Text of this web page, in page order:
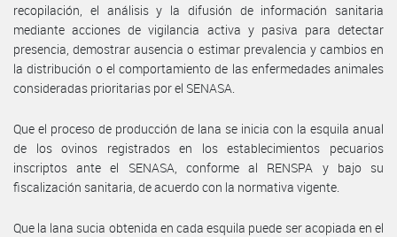
recopilación, el análisis y la difusión de información sanitaria
mediante acciones de vigilancia activa y pasiva para detectar
presencia, demostrar ausencia o estimar prevalencia y cambios en
la distribución o el comportamiento de las enfermedades animales
consideradas prioritarias por el SENASA.
Que el proceso de producción de lana se inicia con la esquila anual
de los ovinos registrados en los establecimientos pecuarios
inscriptos ante el SENASA, conforme al RENSPA y bajo su
fiscalización sanitaria, de acuerdo con la normativa vigente.
Que la lana sucia obtenida en cada esquila puede ser acopiada en el